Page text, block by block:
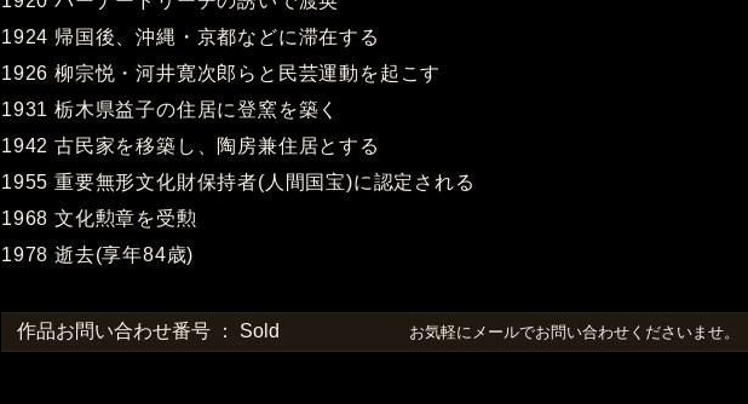
1924 帰国後、沖縄・京都などに滞在する
1926 柳宗悦・河井寛次郎らと民芸運動を起こす
1931 栃木県益子の住居に登窯を築く
1942 古民家を移築し、陶房兼住居とする
1955 重要無形文化財保持者(人間国宝)に認定される
1968 文化勲章を受勲
1978 逝去(享年84歳)
作品お問い合わせ番号 ： Sold お気軽にメールでお問い合わせくださいませ。